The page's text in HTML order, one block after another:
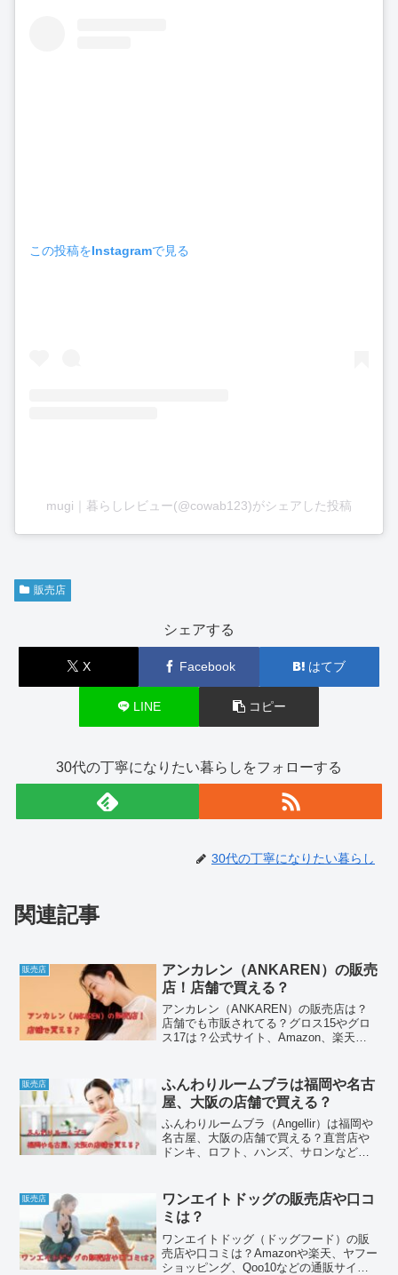
この投稿をInstagramで見る
mugi｜暮らしレビュー(@cowab123)がシェアした投稿
販売店
シェアする
X Facebook はてブ
LINE コピー
30代の丁寧になりたい暮らしをフォローする
30代の丁寧になりたい暮らし
関連記事
販売店
アンカレン（ANKAREN）の販売
店！店舗で買える？
アンカレン（ANKAREN）の販売店は？
店舗でも市販されてる？グロス15やグロ
ス17は？公式サイト、Amazon、楽天、
薬局やドラッグストア、ドンキ、ロフト
なども。解約方法やマイページへログイ
ンする方法、口コミやデメリットなども
詳しくまとめてみました。
販売店
ふんわりルームブラは福岡や名古
屋、大阪の店舗で買える？
ふんわりルームブラ（Angellir）は福岡や
名古屋、大阪の店舗で買える？直営店や
ドンキ、ロフト、ハンズ、サロンなど詳
など通販の値段を比べて、安く買う方法
を見つけています。口コミやデメリッ
ト、マイページなどもまとめてみまし
た。
販売店
ワンエイトドッグの販売店や口コ
ミは？
ワンエイトドッグ（ドッグフード）の販
売店や口コミは？Amazonや楽天、ヤフー
ショッピング、Qoo10などの通販サイト